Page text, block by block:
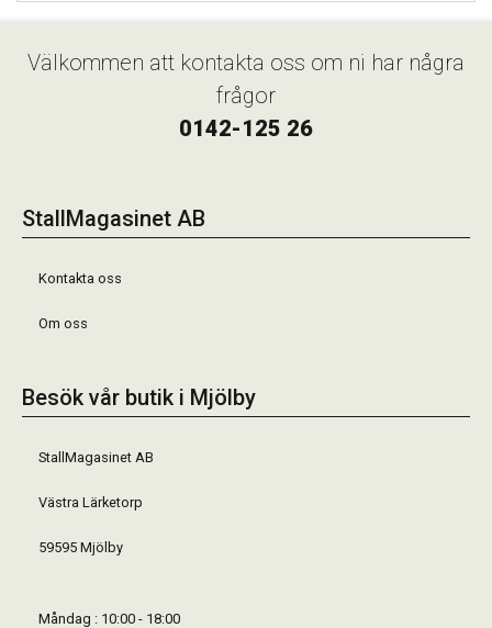
Välkommen att kontakta oss om ni har några
frågor
0142-125 26
StallMagasinet AB
Kontakta oss
Om oss
Besök vår butik i Mjölby
StallMagasinet AB
Västra Lärketorp
59595 Mjölby
Måndag : 10:00 - 18:00